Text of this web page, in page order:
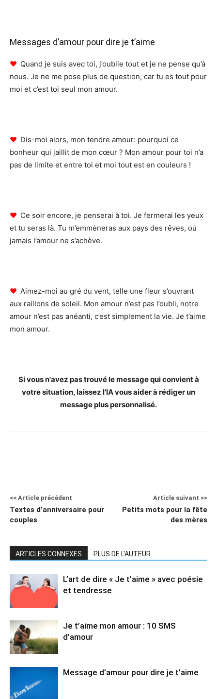
Messages d’amour pour dire je t’aime
♥ Quand je suis avec toi, j’oublie tout et je ne pense qu’à
nous. Je ne me pose plus de question, car tu es tout pour
moi et c’est toi seul mon amour.
♥ Dis-moi alors, mon tendre amour: pourquoi ce
bonheur qui jaillit de mon cœur ? Mon amour pour toi n’a
pas de limite et entre toi et moi tout est en couleurs !
♥ Ce soir encore, je penserai à toi. Je fermerai les yeux
et tu seras là. Tu m’emmèneras aux pays des rêves, où
jamais l’amour ne s’achève.
♥ Aimez-moi au gré du vent, telle une fleur s’ouvrant
aux raillons de soleil. Mon amour n’est pas l’oubli, notre
amour n’est pas anéanti, c’est simplement la vie. Je t’aime
mon amour.
Si vous n'avez pas trouvé le message qui convient à
votre situation, laissez l'IA vous aider à rédiger un
message plus personnalisé.
<< Article précédent
Textes d’anniversaire pour
couples
Article suivant >>
Petits mots pour la fête
des mères
ARTICLES CONNEXES PLUS DE L'AUTEUR
L’art de dire « Je t’aime » avec poésie
et tendresse
Je t’aime mon amour : 10 SMS
d’amour
Message d’amour pour dire je t’aime